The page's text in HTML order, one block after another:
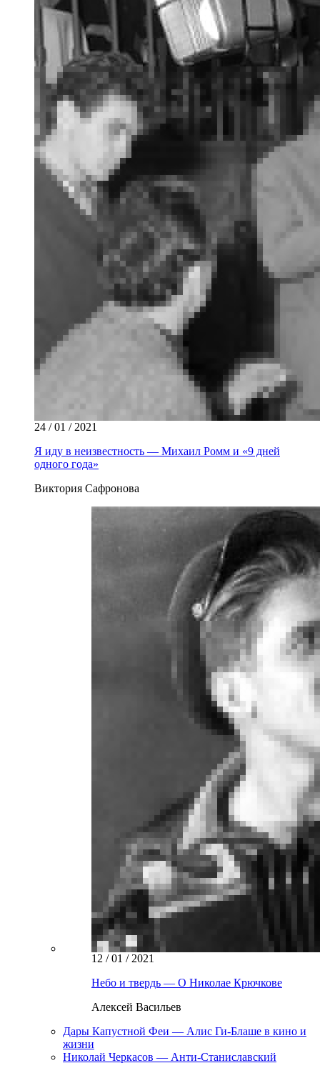
24 / 01 / 2021
Я иду в неизвестность — Михаил Ромм и «9 дней
одного года»
Виктория Сафронова
12 / 01 / 2021
Небо и твердь — О Николае Крючкове
Алексей Васильев
Дары Капустной Феи — Алис Ги-Блаше в кино и
жизни
Николай Черкасов — Анти-Станиславский